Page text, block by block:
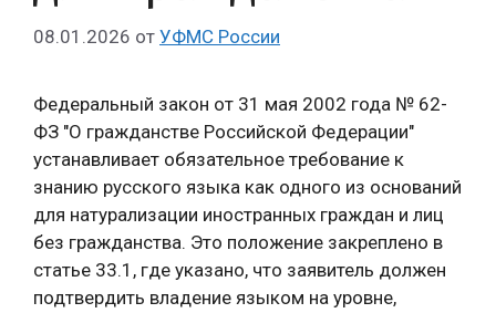
08.01.2026 от УФМС России
Федеральный закон от 31 мая 2002 года № 62-
ФЗ "О гражданстве Российской Федерации"
устанавливает обязательное требование к
знанию русского языка как одного из оснований
для натурализации иностранных граждан и лиц
без гражданства. Это положение закреплено в
статье 33.1, где указано, что заявитель должен
подтвердить владение языком на уровне,